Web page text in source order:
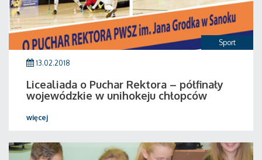
Sport
13.02.2018
Licealiada o Puchar Rektora – półfinały
wojewódzkie w unihokeju chłopców
więcej